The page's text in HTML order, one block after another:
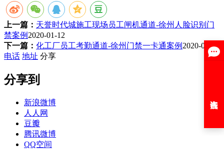
上一篇： 天誉时代城施工现场员工闸机通道-徐州人脸识别门
禁案例 2020-01-12
下一篇： 化工厂员工考勤通道-徐州门禁一卡通案例 2020-01-12
电话 地址 分享
分享到
新浪微博
人人网
豆瓣
腾讯微博
QQ空间